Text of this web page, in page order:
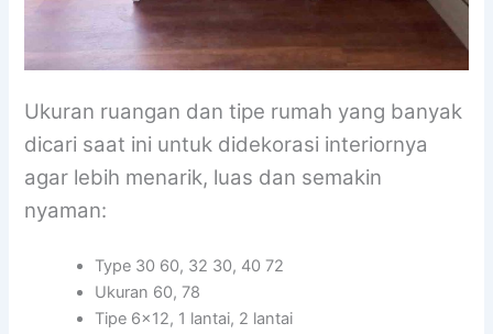
Ukuran ruangan dan tipe rumah yang banyak
dicari saat ini untuk didekorasi interiornya
agar lebih menarik, luas dan semakin
nyaman:
Type 30 60, 32 30, 40 72
Ukuran 60, 78
Tipe 6×12, 1 lantai, 2 lantai